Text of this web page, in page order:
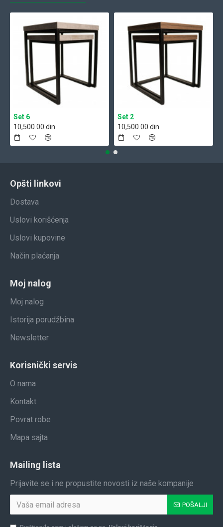
Set 6
10,500.00 din
Set 2
10,500.00 din
Opšti linkovi
Dostava
Uslovi korišćenja
Uslovi kupovine
Način plaćanja
Moj nalog
Moj nalog
Istorija porudžbina
Newsletter
Korisnički servis
O nama
Kontakt
Povrat robe
Mapa sajta
Mailing lista
Prijavite se i ne propustite novosti iz naše kompanije
POŠALJI